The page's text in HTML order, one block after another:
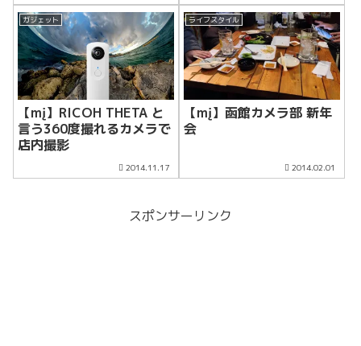
ガジェット
【mį】RICOH THETA と
言う360度撮れるカメラで
店内撮影
2014.11.17
ライフスタイル
【mį】函館カメラ部 新年
会
2014.02.01
スポンサーリンク